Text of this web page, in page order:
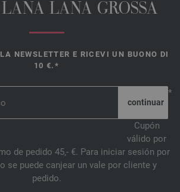
LANA GROSSA
NEWSLETTER E RICEVI UN BUONO DI
10 €.*
*
Cupón
válido por
de pedido 45,- €. Para iniciar sesión por
se puede canjear un vale por cliente y
pedido.